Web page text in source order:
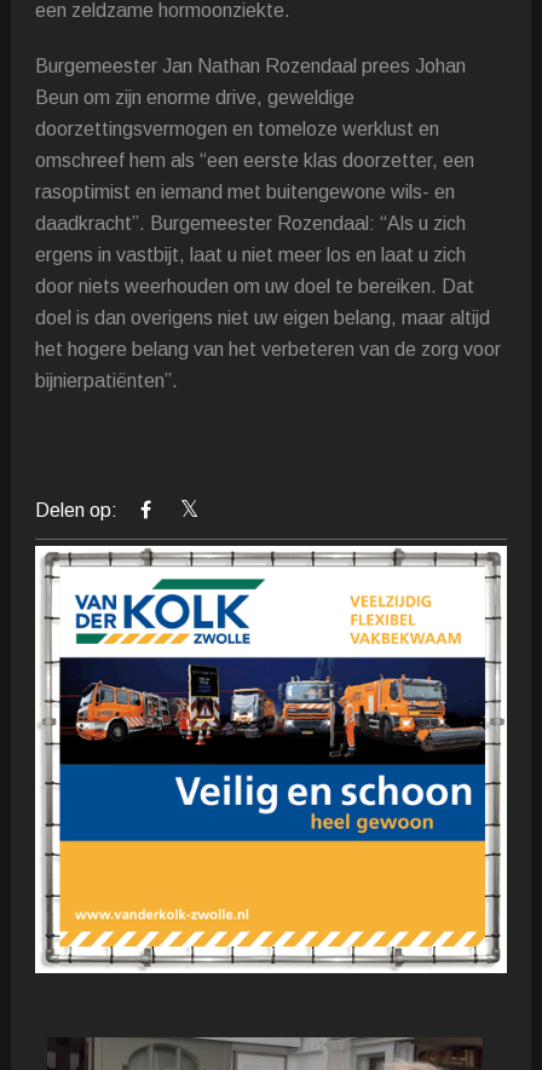
een zeldzame hormoonziekte.
Burgemeester Jan Nathan Rozendaal prees Johan
Beun om zijn enorme drive, geweldige
doorzettingsvermogen en tomeloze werklust en
omschreef hem als “een eerste klas doorzetter, een
rasoptimist en iemand met buitengewone wils- en
daadkracht”. Burgemeester Rozendaal: “Als u zich
ergens in vastbijt, laat u niet meer los en laat u zich
door niets weerhouden om uw doel te bereiken. Dat
doel is dan overigens niet uw eigen belang, maar altijd
het hogere belang van het verbeteren van de zorg voor
bijnierpatiënten”.
Delen op: